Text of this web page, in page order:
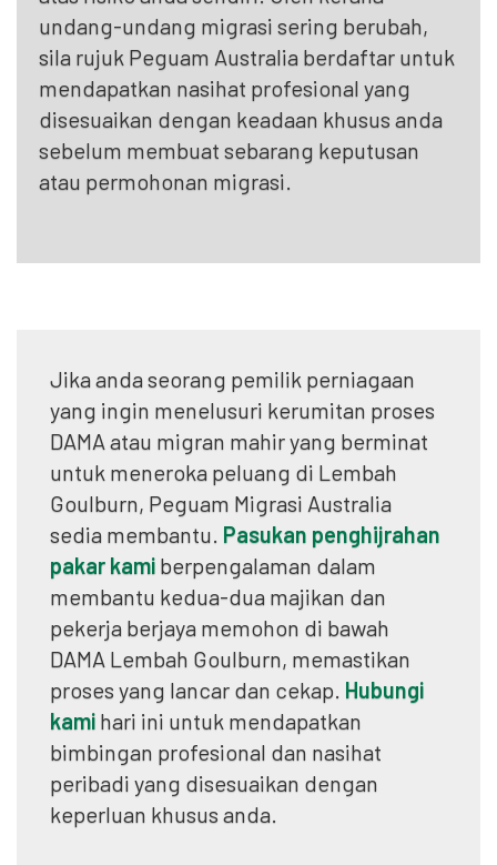
undang-undang migrasi sering berubah,
sila rujuk Peguam Australia berdaftar untuk
mendapatkan nasihat profesional yang
disesuaikan dengan keadaan khusus anda
sebelum membuat sebarang keputusan
atau permohonan migrasi.
Jika anda seorang pemilik perniagaan
yang ingin menelusuri kerumitan proses
DAMA atau migran mahir yang berminat
untuk meneroka peluang di Lembah
Goulburn, Peguam Migrasi Australia
sedia membantu. Pasukan penghijrahan
pakar kami berpengalaman dalam
membantu kedua-dua majikan dan
pekerja berjaya memohon di bawah
DAMA Lembah Goulburn, memastikan
proses yang lancar dan cekap. Hubungi
kami hari ini untuk mendapatkan
bimbingan profesional dan nasihat
peribadi yang disesuaikan dengan
keperluan khusus anda.